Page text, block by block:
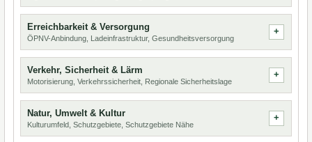
Erreichbarkeit & Versorgung
ÖPNV-Anbindung, Ladeinfrastruktur, Gesundheitsversorgung
Verkehr, Sicherheit & Lärm
Motorisierung, Verkehrssicherheit, Regionale Sicherheitslage
Natur, Umwelt & Kultur
Kulturumfeld, Schutzgebiete, Schutzgebiete Nähe